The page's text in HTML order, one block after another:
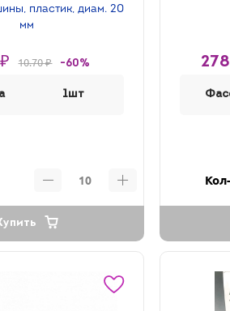
пластик, диам. 20
мм
10.70 ₽ -60%
1шт